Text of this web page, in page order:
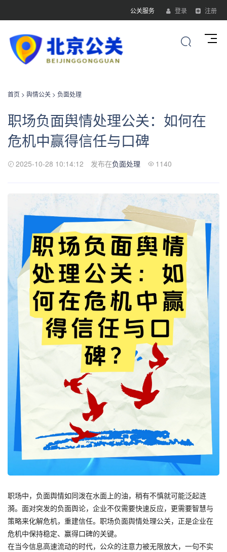
公关服务 登录 注册
首页 > 舆情公关 > 负面处理
职场负面舆情处理公关：如何在
危机中赢得信任与口碑
2025-10-28 10:14:12 发布在负面处理 1140
职场中，负面舆情如同泼在水面上的油，稍有不慎就可能泛起涟
漪。面对突发的负面舆论，企业不仅需要快速反应，更需要智慧与
策略来化解危机，重建信任。 职场负面舆情处理公关，正是企业在
危机中保持稳定、赢得口碑的关键。
在当今信息高速流动的时代，公众的注意力被无限放大，一句不实